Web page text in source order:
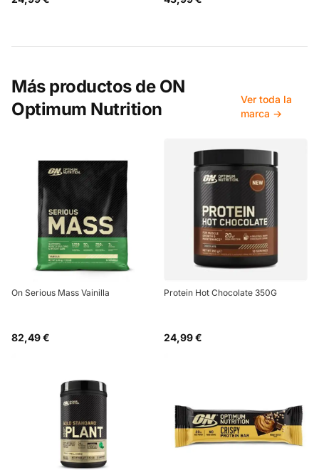
Más productos de ON
Optimum Nutrition
Ver toda la
marca →
On Serious Mass Vainilla
82,49 €
Protein Hot Chocolate 350G
24,99 €